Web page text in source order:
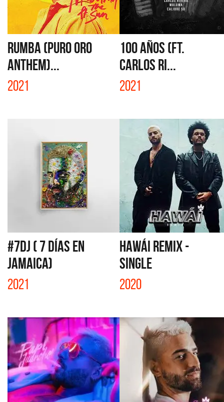
RUMBA (PURO ORO
ANTHEM)...
2021
100 AÑOS (FT.
CARLOS RI...
2021
#7DJ ( 7 DÍAS EN
JAMAICA)
2021
HAWÁI REMIX -
SINGLE
2020